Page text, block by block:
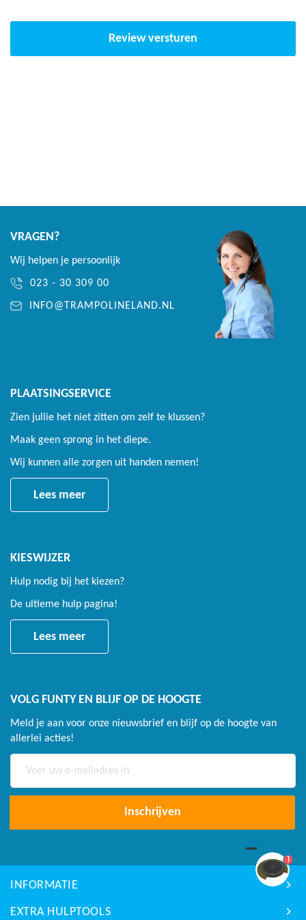
Review versturen
VRAGEN?
Wij helpen je persoonlijk
023 - 30 309 00
INFO@TRAMPOLINELAND.NL
PLAATSINGSERVICE
Zien jullie het niet zitten om zelf te klussen?
Maak geen sprong in het diepe.
Wij kunnen alle zorgen uit handen nemen!
Lees meer
KIESWIJZER
Hulp nodig bij het kiezen?
De ultieme hulp pagina!
Lees meer
VOLG FUNTY EN BLIJF OP DE HOOGTE
Meld je aan voor onze nieuwsbrief en blijf op de hoogte van
allerlei acties!
op
Inschrijven
INFORMATIE
EXTRA HULPTOOLS
1